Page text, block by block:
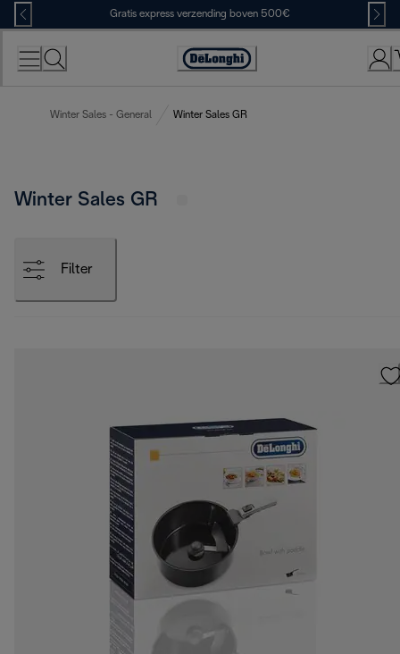
Skip
to
Content
Gratis express verzending boven 500€
Accessibility
Winter Sales - General Winter Sales GR
Winter Sales GR
Filter